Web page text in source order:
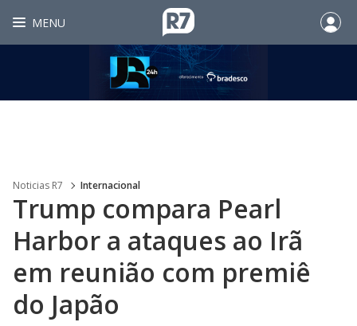
MENU
Noticias R7 Internacional
Trump compara Pearl
Harbor a ataques ao Irã
em reunião com premiê
do Japão